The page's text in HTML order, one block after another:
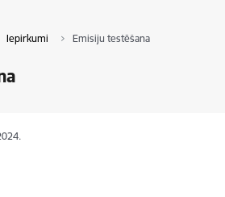
Iepirkumi Emisiju testēšana